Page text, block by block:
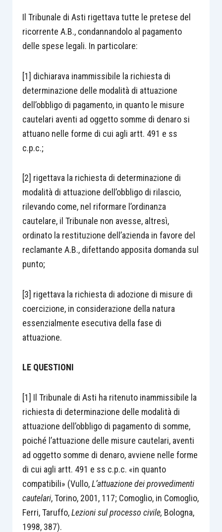
Il Tribunale di Asti rigettava tutte le pretese del
ricorrente A.B., condannandolo al pagamento
delle spese legali. In particolare:
[1] dichiarava inammissibile la richiesta di
determinazione delle modalità di attuazione
dell’obbligo di pagamento, in quanto le misure
cautelari aventi ad oggetto somme di denaro si
attuano nelle forme di cui agli artt. 491 e ss
c.p.c.;
[2] rigettava la richiesta di determinazione di
modalità di attuazione dell’obbligo di rilascio,
rilevando come, nel riformare l’ordinanza
cautelare, il Tribunale non avesse, altresì,
ordinato la restituzione dell’azienda in favore del
reclamante A.B., difettando apposita domanda sul
punto;
[3] rigettava la richiesta di adozione di misure di
coercizione, in considerazione della natura
essenzialmente esecutiva della fase di
attuazione.
LE QUESTIONI
[1] Il Tribunale di Asti ha ritenuto inammissibile la
richiesta di determinazione delle modalità di
attuazione dell’obbligo di pagamento di somme,
poiché l’attuazione delle misure cautelari, aventi
ad oggetto somme di denaro, avviene nelle forme
di cui agli artt. 491 e ss c.p.c. «in quanto
compatibili» (Vullo,L’attuazione dei provvedimenti
cautelari, Torino, 2001, 117; Comoglio, in Comoglio,
Ferri, Taruffo,Lezioni sul processo civile, Bologna,
1998, 387).